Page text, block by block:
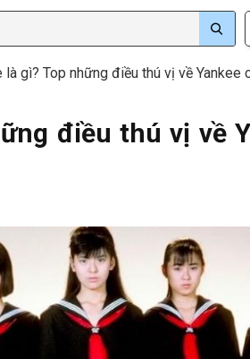
là gì? Top những điều thú vị về Yankee
điều thú vị về